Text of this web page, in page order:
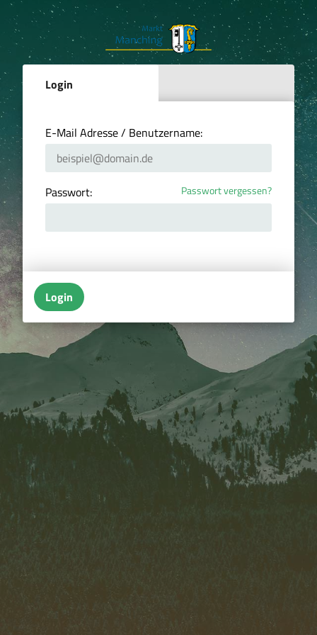
Login
E-Mail Adresse / Benutzername:
Passwort: Passwort vergessen?
Login